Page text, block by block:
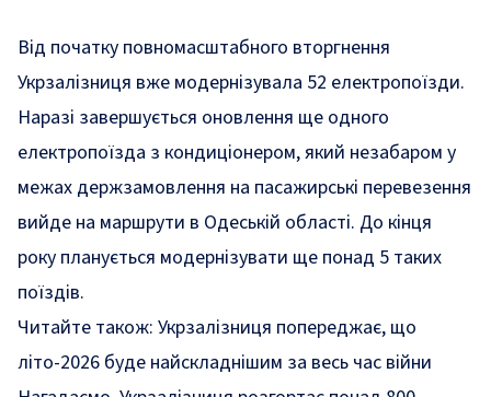
Від початку повномасштабного вторгнення
Укрзалізниця вже модернізувала 52 електропоїзди.
Наразі завершується оновлення ще одного
електропоїзда з кондиціонером, який незабаром у
межах держзамовлення на пасажирські перевезення
вийде на маршрути в Одеській області. До кінця
року планується модернізувати ще понад 5 таких
поїздів.
Читайте також: Укрзалізниця попереджає, що
літо-2026 буде найскладнішим за весь час війни